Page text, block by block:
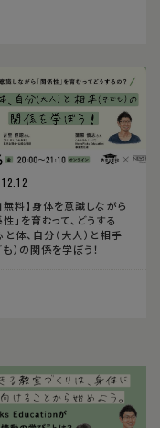
無料】身体を意識しながら
性」を育むって、どうする
と体、自分（大人）と相手
も）の関係を学ぼう！